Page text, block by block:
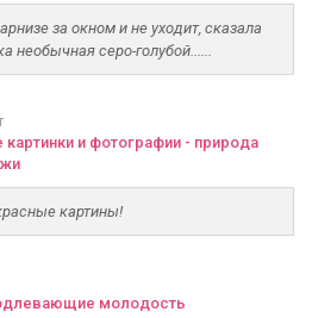
за окном и не уходит, сказала
необычная серо-голубой......
картинки и фотографии - природа
картины!
молодость